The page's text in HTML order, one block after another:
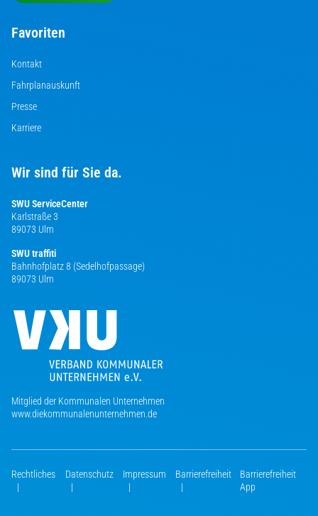
Favoriten
Kontakt
Fahrplanauskunft
Presse
Karriere
Wir sind für Sie da.
SWU ServiceCenter
Karlstraße 3
89073 Ulm
SWU traffiti
Bahnhofplatz 8 (Sedelhofpassage)
89073 Ulm
Mitglied der Kommunalen Unternehmen
www.diekommunalenunternehmen.de
Rechtliches
|
Datenschutz
|
Impressum
|
Barrierefreiheit
|
Barrierefreiheit
App